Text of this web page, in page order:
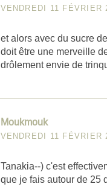
VENDREDI 11 FÉVRIER
et alors avec du sucre
doit être une merveille
drôlement envie de
Moukmouk
VENDREDI 11 FÉVRIER
Tanakia--) c'est
que je fais autour de 25